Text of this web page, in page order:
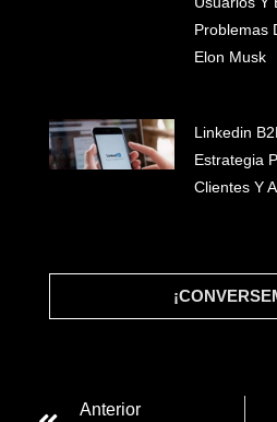
#INICIO
#WHAT WE
Problemas
Elon Musk
Linkedin
Estrategia
Clientes Y
Anterior